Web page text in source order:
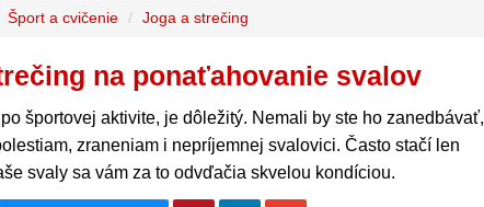
Šport a cvičenie Joga a strečing
na ponaťahovanie svalov
športovej aktivite, je dôležitý. Nemali by ste ho zanedbávať,
zraneniam i nepríjemnej svalovici. Často stačí len
svaly sa vám za to odvďačia skvelou kondíciou.